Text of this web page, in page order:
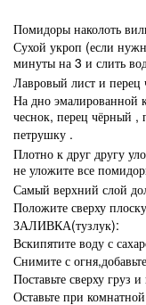
Помидоры наколоть
Сухой укроп (если
минуты на 3 и слить
Лавровый лист и перец
На дно эмалированной
чеснок, перец чёрный ,
петрушку .
Плотно к друг другу
не уложите все
Самый верхний слой
Положите сверху
ЗАЛИВКА(тузлук):
Вскипятите воду с
Снимите с
Поставьте сверху груз
Оставьте при